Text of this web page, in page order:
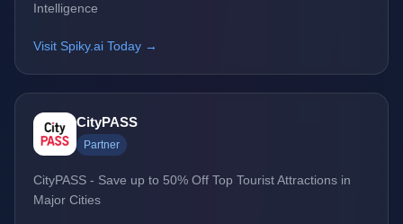
Intelligence
Visit Spiky.ai Today →
CityPASS
Partner
CityPASS - Save up to 50% Off Top Tourist Attractions in
Major Cities